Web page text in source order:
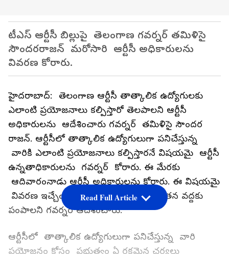
టీఎస్ ఆర్టీసీ బిల్లుపై తెలంగాణ గవర్నర్ తమిళిసై
సౌందరరాజన్ మరోసారి ఆర్టీసీ అధికారులను
వివరణ కోరారు.
హైదరాబాద్: తెలంగాణ ఆర్టీసీ తాత్కాలిక ఉద్యోగులకు
ఎలాంటి ప్రయోజనాలు కల్పిస్తారో తెలపాలని ఆర్టీసీ
అధికారులను ఆదేశించారు గవర్నర్ తమిళిసై సౌందర
రాజన్. ఆర్టీసీలో తాత్కాలిక ఉద్యోగులుగా పనిచేస్తున్న
వారికి ఎలాంటి ప్రయోజనాలు కల్పిస్తారనే విషయమై ఆర్టీసీ
ఉన్నతాధికారులను గవర్నర్ కోరారు. ఈ మేరకు
ఆదివారంనాడు ఆర్టీసీ అధికారులను కోరారు. ఈ విషయమై
వివరణ ఇచ్చేందుకు ఆర్టీసీ అధికారులను తన వద్దకు
పంపాలని గవర్నర్ ఆదేశించారు.
ఆర్టీసీలో తాత్కాలిక ఉద్యోగులుగా పనిచేస్తున్న వారి
ప్రయోజనం కోసం ప్రభుత్వం ఏ రకమైన చర్యలు
Read Full Article